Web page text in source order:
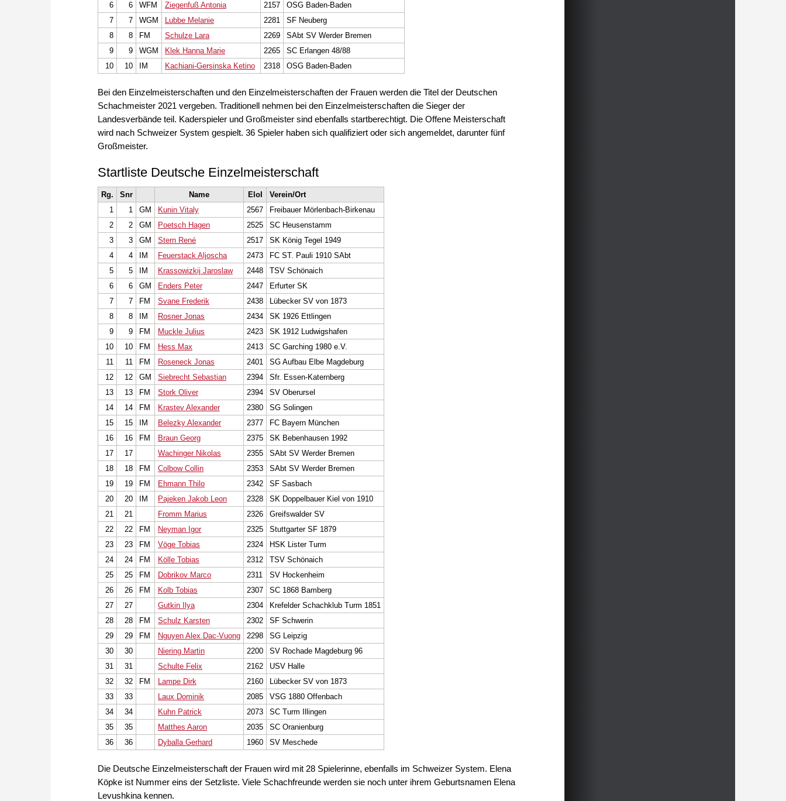
6
6 WFM Ziegenfuß Antonia 2157
OSG Baden-Baden
7
7 WGM Lubbe Melanie 2281
SF Neuberg
8
8 FM Schulze Lara 2269
SAbt SV Werder Bremen
9
9 WGM Klek Hanna Marie 2265
SC Erlangen 48/88
10
10 IM Kachiani-Gersinska Ketino 2318 OSG Baden-Baden
Bei den Einzelmeisterschaften und den Einzelmeisterschaften der Frauen werden die Titel der Deutschen
Schachmeister 2021 vergeben. Traditionell nehmen bei den Einzelmeisterschaften die Sieger der
Landesverbände teil. Kaderspieler und Großmeister sind ebenfalls startberechtigt. Die Offene Meisterschaft
wird nach Schweizer System gespielt. 36 Spieler haben sich qualifiziert oder sich angemeldet, darunter fünf
Großmeister.
Startliste Deutsche Einzelmeisterschaft
Rg. Snr Name EloI
Verein/Ort
1
1 GM Kunin Vitaly 2567
Freibauer Mörlenbach-Birkenau
2
2 GM Poetsch Hagen 2525
SC Heusenstamm
3
3 GM Stern René 2517
SK König Tegel 1949
4
4 IM Feuerstack Aljoscha 2473
FC ST. Pauli 1910 SAbt
5
5 IM Krassowizkij Jaroslaw 2448
TSV Schönaich
6
6 GM Enders Peter 2447
Erfurter SK
7
7 FM Svane Frederik 2438
Lübecker SV von 1873
8
8 IM Rosner Jonas 2434
SK 1926 Ettlingen
9
9 FM Muckle Julius 2423
SK 1912 Ludwigshafen
10
10 FM Hess Max 2413
SC Garching 1980 e.V.
11
11 FM Roseneck Jonas 2401
SG Aufbau Elbe Magdeburg
12
12 GM Siebrecht Sebastian 2394
Sfr. Essen-Katernberg
13
13 FM Stork Oliver 2394
SV Oberursel
14
14 FM Krastev Alexander 2380
SG Solingen
15
15 IM Belezky Alexander 2377
FC Bayern München
16
16 FM Braun Georg 2375
SK Bebenhausen 1992
17
17 Wachinger Nikolas 2355
SAbt SV Werder Bremen
18
18 FM Colbow Collin 2353
SAbt SV Werder Bremen
19
19 FM Ehmann Thilo 2342
SF Sasbach
20
20 IM Pajeken Jakob Leon 2328
SK Doppelbauer Kiel von 1910
21
21 Fromm Marius 2326
Greifswalder SV
22
22 FM Neyman Igor 2325
Stuttgarter SF 1879
23
23 FM Vöge Tobias 2324
HSK Lister Turm
24
24 FM Kölle Tobias 2312
TSV Schönaich
25
25 FM Dobrikov Marco 2311
SV Hockenheim
26
26 FM Kolb Tobias 2307
SC 1868 Bamberg
27
27 Gutkin Ilya 2304
Krefelder Schachklub Turm 1851
28
28 FM Schulz Karsten 2302
SF Schwerin
29
29 FM Nguyen Alex Dac-Vuong 2298
SG Leipzig
30
30 Niering Martin 2200
SV Rochade Magdeburg 96
31
31 Schulte Felix 2162
USV Halle
32
32 FM Lampe Dirk 2160
Lübecker SV von 1873
33
33 Laux Dominik 2085
VSG 1880 Offenbach
34
34 Kuhn Patrick 2073
SC Turm Illingen
35
35 Matthes Aaron 2035
SC Oranienburg
36
36 Dyballa Gerhard 1960 SV Meschede
Die Deutsche Einzelmeisterschaft der Frauen wird mit 28 Spielerinne, ebenfalls im Schweizer System. Elena
Köpke ist Nummer eins der Setzliste. Viele Schachfreunde werden sie noch unter ihrem Geburtsnamen Elena
Levushkina kennen.